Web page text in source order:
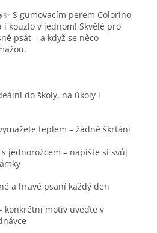
S gumovacím perem Colorino
kouzlo v jednom! Skvělé pro
psát – a když se něco
do školy, na úkoly i
teplem – žádné škrtání
jednorožcem – napište si svůj
a hravé psaní každý den
konkrétní motiv uveďte v